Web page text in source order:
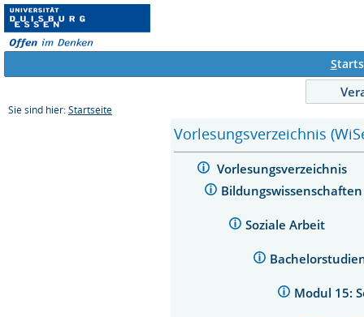
S
Sie sind hier: Startseite
Vorlesungsverzeichnis
Vorlesungsverzeichnis
Soziale Arbeit
Modul 15: